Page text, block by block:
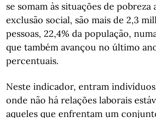
se somam às situações de pobreza
exclusão social, são mais de 2,3
pessoas, 22,4% da população,
que também avançou no último
percentuais.
Neste indicador, entram
onde não há relações laborais
aqueles que enfrentam um